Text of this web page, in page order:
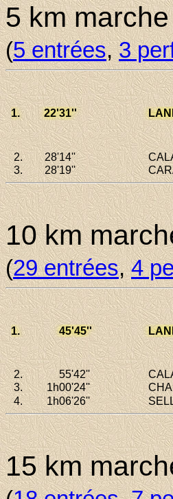
5 km marche
(5 entrées,3
1. 22'31''
2. 28'14''
3.
28'19''
10 km
(29 entrées,4
1. 45'45''
2. 55'42''
3.
1h00'24''
4.
1h06'26''
15 km